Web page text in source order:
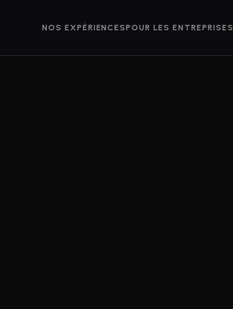
NOS EXPÉRIENCESPOUR LES ENTREPRISES